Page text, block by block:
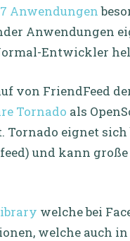
Anwendungen
Anwendungen
Entwickler
von FriendFeed
Tornado als
eignet
und kann
welche bei
welche auch